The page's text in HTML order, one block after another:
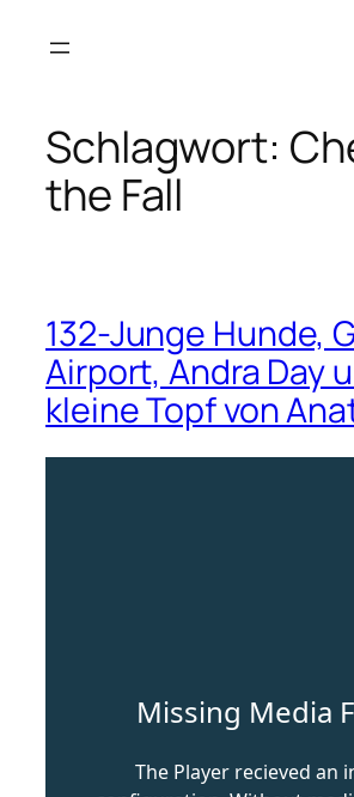
Inhalt
Schlagwort:
the Fall
132-Junge Hunde,
Airport, Andra Day
kleine Topf von